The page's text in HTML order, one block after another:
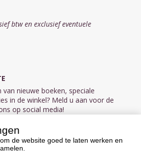
btw en exclusief eventuele
nieuwe boeken, speciale
in de winkel? Meld u aan voor de
op social media!
nieuwsbrief
de website goed te laten werken en